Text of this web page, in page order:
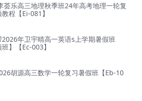
荟乐高三地理秋季班24年高考地理一轮复
程【Ei-081】
2026年卫宇晴高一英语s上学期暑假班
班】【Ec-003】
胡源高三数学一轮复习暑假班【Eb-10